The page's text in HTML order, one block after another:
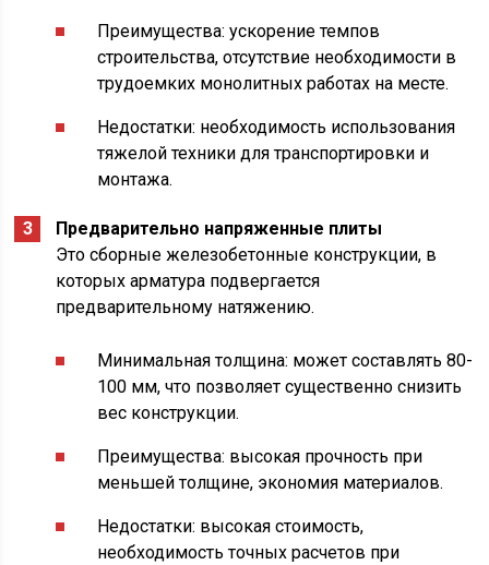
Преимущества: ускорение темпов
строительства, отсутствие необходимости в
трудоемких монолитных работах на месте.
Недостатки: необходимость использования
тяжелой техники для транспортировки и
монтажа.
Предварительно напряженные плиты
Это сборные железобетонные конструкции, в
которых арматура подвергается
предварительному натяжению.
Минимальная толщина: может составлять 80-
100 мм, что позволяет существенно снизить
вес конструкции.
Преимущества: высокая прочность при
меньшей толщине, экономия материалов.
Недостатки: высокая стоимость,
необходимость точных расчетов при